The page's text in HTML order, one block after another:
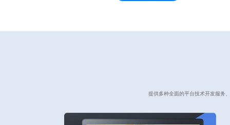
提供多种全面的平台技术开发服务